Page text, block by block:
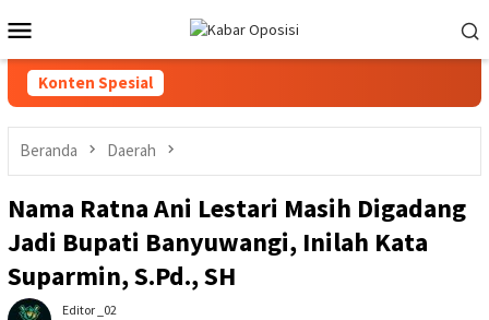
ke
kontenMobile
Konten Spesial
Beranda Daerah
Nama Ratna Ani Lestari Masih Digadang
Jadi Bupati Banyuwangi, Inilah Kata
Suparmin, S.Pd., SH
Editor _02